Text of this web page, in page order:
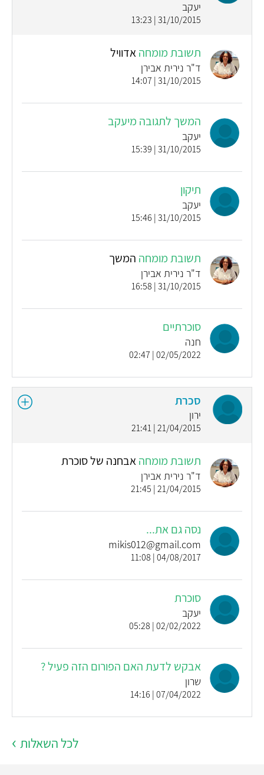
יעקב
31/10/2015 | 13:23
תשובת מומחהאדוויל
ד"ר נירית אבירן
31/10/2015 | 14:07
המשך לתגובה מיעקב
יעקב
31/10/2015 | 15:39
תיקון
יעקב
31/10/2015 | 15:46
תשובת מומחה המשך
ד"ר נירית אבירן
31/10/2015 | 16:58
סוכרתיים
חנה
02/05/2022 | 02:47
סכרת
ירון
21/04/2015 | 21:41
תשובת מומחהאבחנה של סוכרת
ד"ר נירית אבירן
21/04/2015 | 21:45
נסה גם את...
mikis012@gmail.com
04/08/2017 | 11:08
סוכרת
יעקב
02/02/2022 | 05:28
אבקש לדעת האם הפורום הזה פעיל ?
שרון
07/04/2022 | 14:16
לכל השאלות